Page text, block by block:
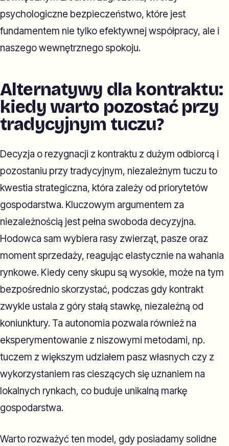
psychologiczne bezpieczeństwo, które jest
fundamentem nie tylko efektywnej współpracy, ale i
naszego wewnętrznego spokoju.
Alternatywy dla kontraktu:
kiedy warto pozostać przy
tradycyjnym tuczu?
Decyzja o rezygnacji z kontraktu z dużym odbiorcą i
pozostaniu przy tradycyjnym, niezależnym tuczu to
kwestia strategiczna, która zależy od priorytetów
gospodarstwa. Kluczowym argumentem za
niezależnością jest pełna swoboda decyzyjna.
Hodowca sam wybiera rasy zwierząt, pasze oraz
moment sprzedaży, reagując elastycznie na wahania
rynkowe. Kiedy ceny skupu są wysokie, może na tym
bezpośrednio skorzystać, podczas gdy kontrakt
zwykle ustala z góry stałą stawkę, niezależną od
koniunktury. Ta autonomia pozwala również na
eksperymentowanie z niszowymi metodami, np.
tuczem z większym udziałem pasz własnych czy z
wykorzystaniem ras cieszących się uznaniem na
lokalnych rynkach, co buduje unikalną markę
gospodarstwa.
Warto rozważyć ten model, gdy posiadamy solidne